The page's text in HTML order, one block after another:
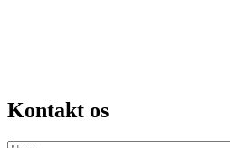
Kontakt os